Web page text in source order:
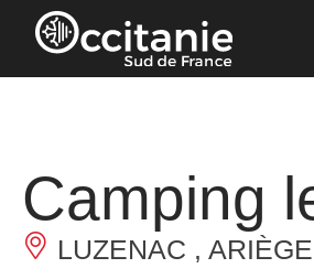
Panneau de gestion des cookies
Camping
LUZENAC ,